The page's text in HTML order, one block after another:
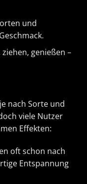
und
genießen –
nach Sorte und
viele Nutzer
Effekten:
oft schon nach
Entspannung